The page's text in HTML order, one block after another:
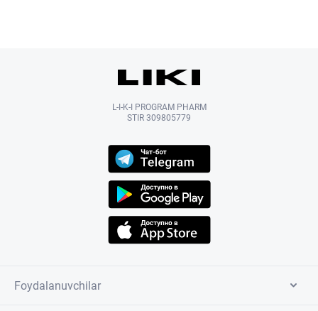
L-I-K-I PROGRAM PHARM
STIR 309805779
Foydalanuvchilar